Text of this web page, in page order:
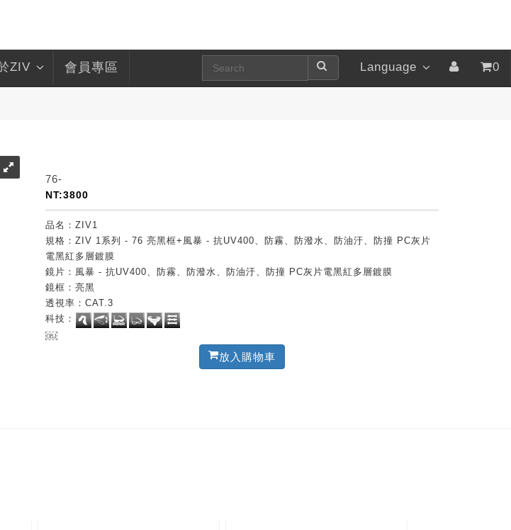
ZIV 會員專區 Language 0
76-
NT:3800
品名：ZIV1
規格：ZIV 1系列 - 76 亮黑框+風暴 - 抗UV400、防霧、防潑水、防油汙、防撞 PC灰片
電黑紅多層鍍膜
鏡片：風暴 - 抗UV400、防霧、防潑水、防油汙、防撞 PC灰片電黑紅多層鍍膜
鏡框：亮黑
透視率：CAT.3
科技：
￼
放入購物車